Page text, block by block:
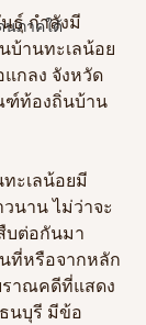
นภาคใต้
ธุ์ กำลังมี
บ้านทะเลน้อย
กลง จังหวัด
ฑ์ท้องถิ่นบ้าน
ะเลน้อยมี
นาน ไม่ว่าจะ
บต่อกันมา
ที่หรือจากหลัก
ราณคดีที่แสดง
นบุรี มีข้อ